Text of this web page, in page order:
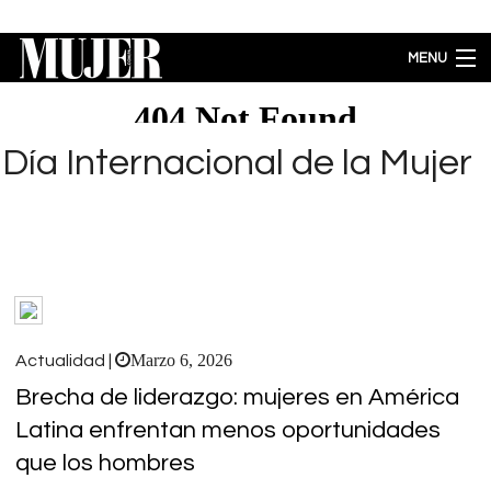
MENU
BIENESTAR
ENTRETENIMIENTO
EMPODERAMIENTO
Brecha salarial por género se ubica en 5.77% a favor de los hombres
Día Internacional de la Mujer
Actualidad | Marzo 6, 2026
Brecha de liderazgo: mujeres en América
Latina enfrentan menos oportunidades
que los hombres